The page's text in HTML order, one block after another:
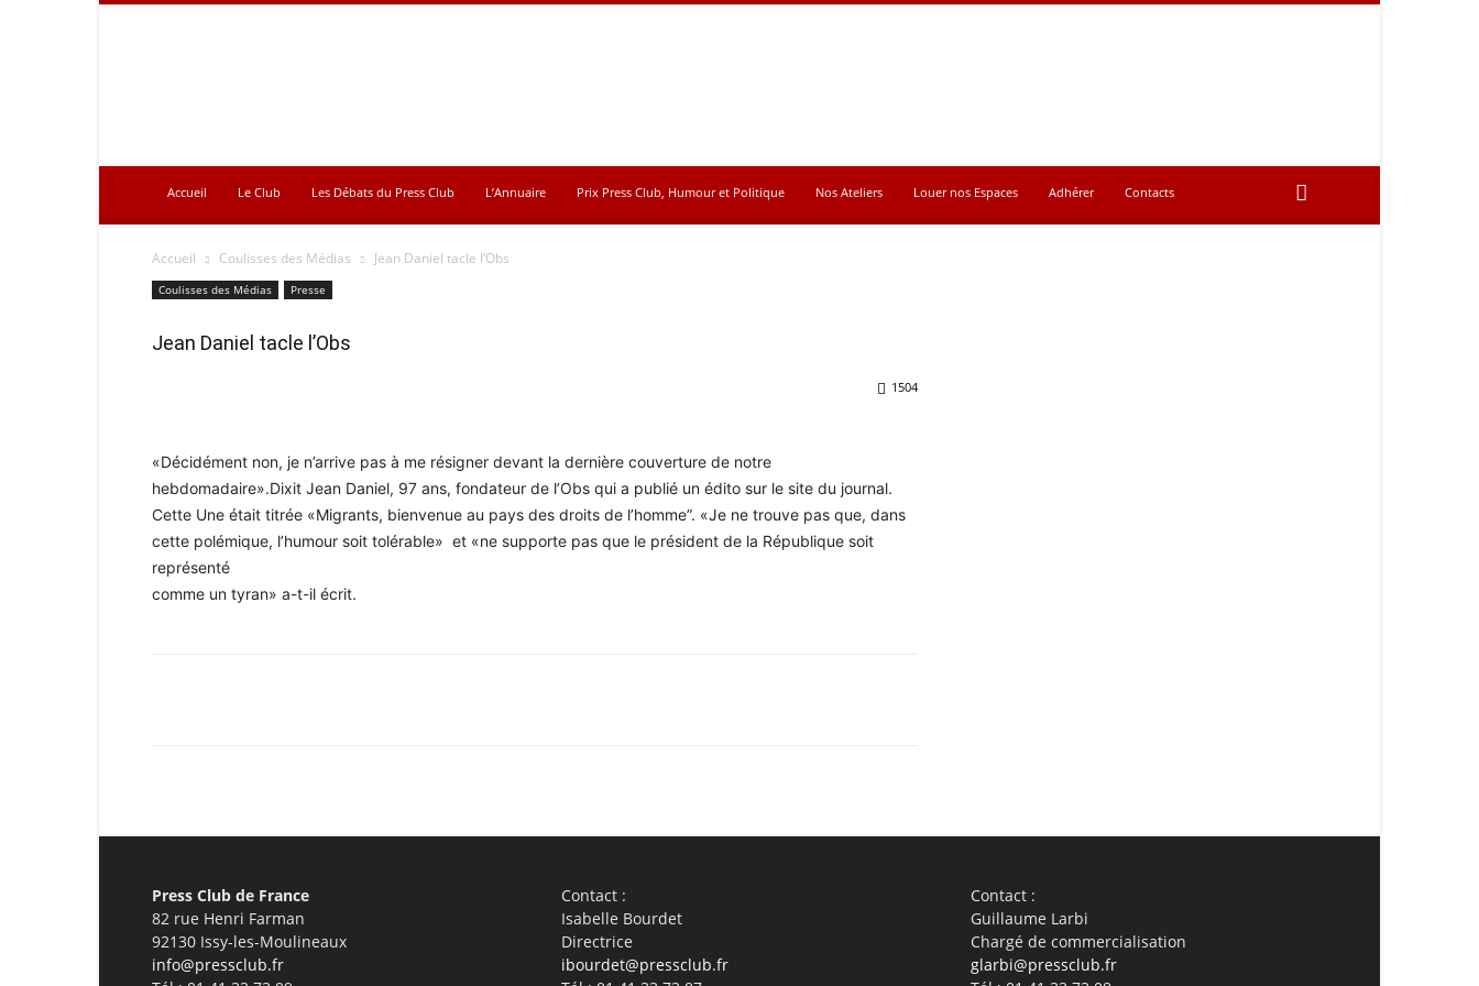
Accueil Le Club Les Débats du Press Club L’Annuaire Prix Press Club, Humour et Politique Nos Ateliers Louer nos Espaces Adhérer Contacts
Accueil Coulisses des Médias Jean Daniel tacle l’Obs
Coulisses des Médias Presse
Jean Daniel tacle l’Obs
1504
«Décidément non, je n’arrive pas à me résigner devant la dernière couverture de notre
hebdomadaire».Dixit Jean Daniel, 97 ans, fondateur de l’Obs qui a publié un édito sur le site du journal.
Cette Une était titrée «Migrants, bienvenue au pays des droits de l’homme”. «Je ne trouve pas que, dans
cette polémique, l’humour soit tolérable» et «ne supporte pas que le président de la République soit
représenté
comme un tyran» a-t-il écrit.
Press Club de France
82 rue Henri Farman
92130 Issy-les-Moulineaux
info@pressclub.fr
Contact :
Isabelle Bourdet
Directrice
ibourdet@pressclub.fr
Contact :
Guillaume Larbi
Chargé de commercialisation
glarbi@pressclub.fr